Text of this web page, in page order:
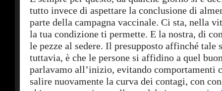
tutto invece di aspettare la conclusione di
parte della campagna vaccinale. Ci sta, nella
la tua condizione ti permette. E la nostra, di
le pezze al sedere. Il presupposto affinché tale
tuttavia, è che le persone si affidino a quel
parlavamo all’inizio, evitando comportamenti
salire nuovamente la curva dei contagi, con